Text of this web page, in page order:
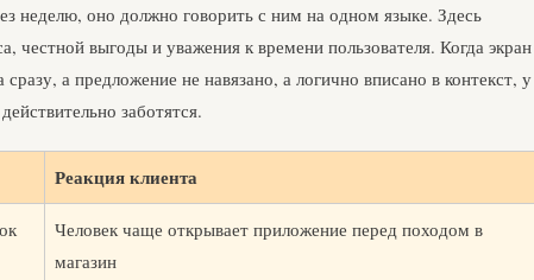
неделю, оно должно говорить с ним на одном языке. Здесь
честной выгоды и уважения к времени пользователя. Когда экран
а предложение не навязано, а логично вписано в контекст, у
заботятся.
Реакция клиента
Человек чаще открывает приложение перед походом в
магазин